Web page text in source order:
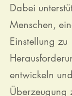
Dabei
Menschen,
Einstellung zu
entwickeln
Überzeugung